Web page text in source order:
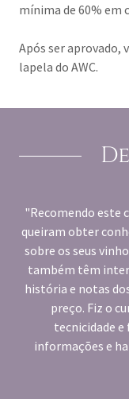
mínima de 60% em
Após ser aprovado,
lapela do AWC.
"Recomendo este
queiram obter
sobre os seus
também têm
história e notas
preço. Fiz o
tecnicidade
informações e